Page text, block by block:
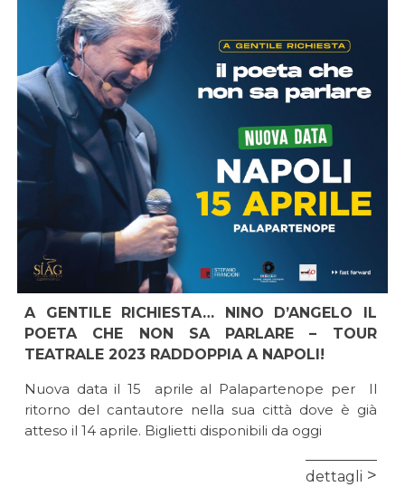
A GENTILE RICHIESTA… NINO D’ANGELO IL
POETA CHE NON SA PARLARE – TOUR
TEATRALE 2023 RADDOPPIA A NAPOLI!
Nuova data il 15 aprile al Palapartenope per Il
ritorno del cantautore nella sua città dove è già
atteso il 14 aprile. Biglietti disponibili da oggi
dettagli